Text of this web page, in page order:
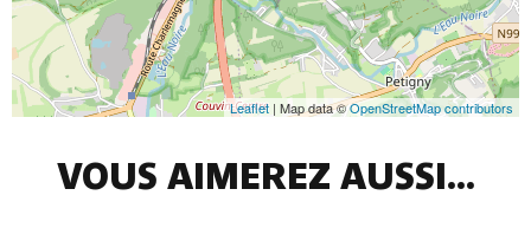
Leaflet | Map data ©OpenStreetMap contributors
VOUS AIMEREZ AUSSI...